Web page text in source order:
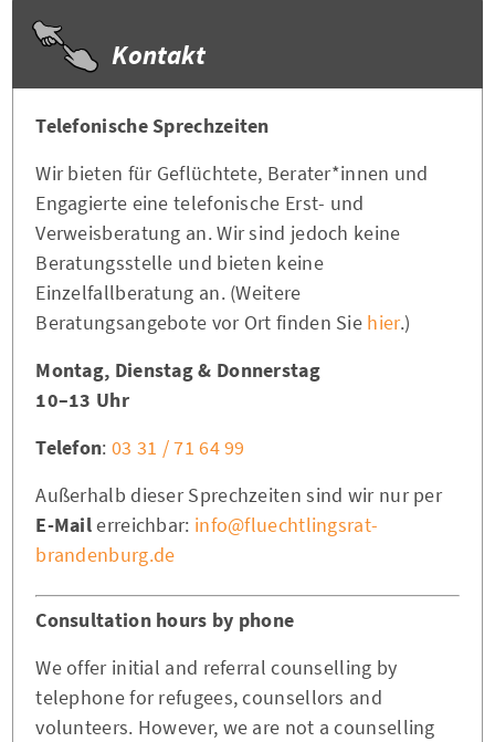
Kontakt
Telefonische Sprechzeiten
Wir bieten für Geflüchtete, Berater*innen und
Engagierte eine telefonische Erst- und
Verweisberatung an. Wir sind jedoch keine
Beratungsstelle und bieten keine
Einzelfallberatung an. (Weitere
Beratungsangebote vor Ort finden Sie hier.)
Montag, Dienstag & Donnerstag
10–13 Uhr
Telefon: 03 31 / 71 64 99
Außerhalb dieser Sprechzeiten sind wir nur per
E-Mailerreichbar: info@fluechtlingsrat-
brandenburg.de
Consultation hours by phone
We offer initial and referral counselling by
telephone for refugees, counsellors and
volunteers. However, we are not a counselling